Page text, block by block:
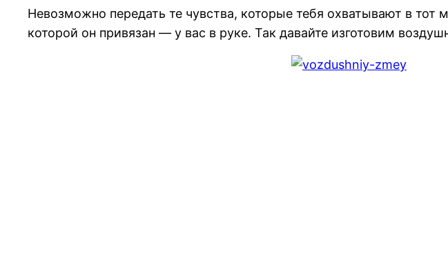
Невозможно передать те чувства, которые тебя охватывают в
которой он привязан — у вас в руке. Так давайте изготовим